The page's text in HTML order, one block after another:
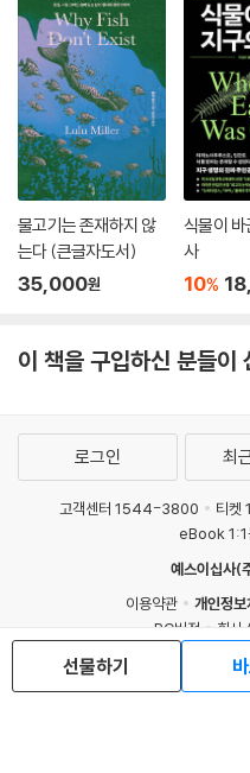
물고기는 존재하지 않
는다 (큰글자도서)
35,000원
식물이 바
사
10%
이 책을 구입하신 분들이
선물하기
로그인 최
고객센터 1544-3800 티
eBook 1:1
예스이십사(
이용약관
개인정보
PC버전
회사
Copyright © YES24